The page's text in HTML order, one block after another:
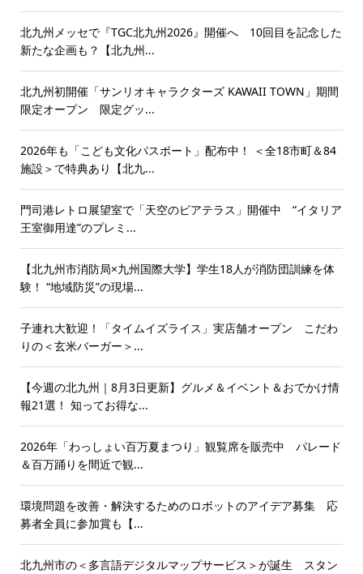
北九州メッセで『TGC北九州2026』開催へ 10回目を記念した
新たな企画も？【北九州...
北九州初開催「サンリオキャラクターズ KAWAII TOWN」期間
限定オープン 限定グッ...
2026年も「こども文化パスポート」配布中！ ＜全18市町＆84
施設＞で特典あり【北九...
門司港レトロ展望室で「天空のビアテラス」開催中 “イタリア
王室御用達”のプレミ...
【北九州市消防局×九州国際大学】学生18人が消防団訓練を体
験！ “地域防災”の現場...
子連れ大歓迎！「タイムイズライス」実店舗オープン こだわ
りの＜玄米バーガー＞...
【今週の北九州｜8月3日更新】グルメ＆イベント＆おでかけ情
報21選！ 知ってお得な...
2026年「わっしょい百万夏まつり」観覧席を販売中 パレード
＆百万踊りを間近で観...
環境問題を改善・解決するためのロボットのアイデア募集 応
募者全員に参加賞も【...
北九州市の＜多言語デジタルマップサービス＞が誕生 スタン